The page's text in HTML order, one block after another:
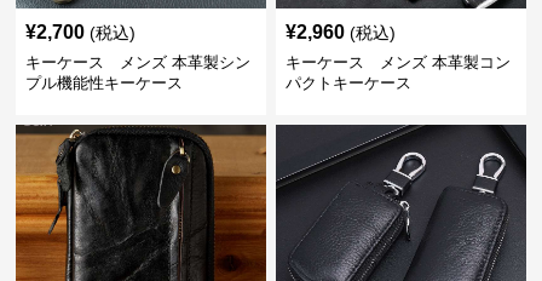
¥2,700 (税込)
キーケース メンズ 本革製シン
プル機能性キーケース
¥2,960 (税込)
キーケース メンズ 本革製コン
パクトキーケース